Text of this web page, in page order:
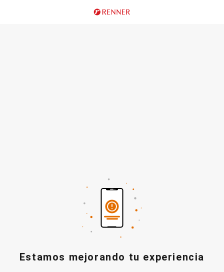
Estamos mejorando tu experiencia